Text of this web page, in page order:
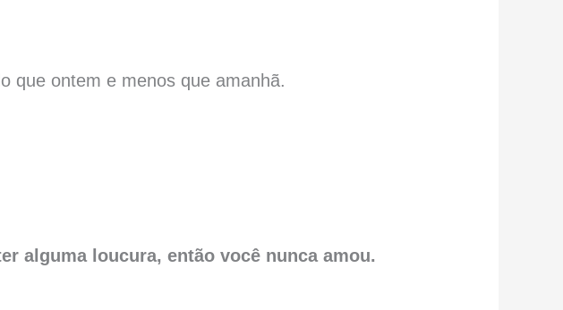
que ontem e menos que amanhã.
alguma loucura, então você nunca amou.